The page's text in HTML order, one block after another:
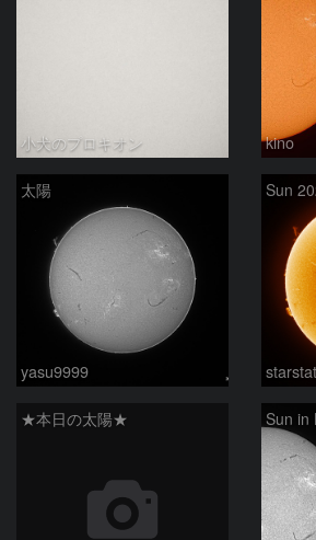
小犬のプロキオン kino
太陽
yasu9999
Sun
★本日の太陽★